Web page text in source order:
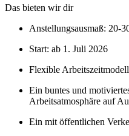
Das bieten wir dir
Anstellungsausmaß: 20-
Start: ab 1. Juli 2026
Flexible
Ein buntes und
Arbeitsatmosphäre auf
Ein mit öffentlichen